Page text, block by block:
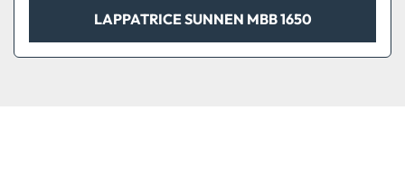
LAPPATRICE SUNNEN MBB 1650